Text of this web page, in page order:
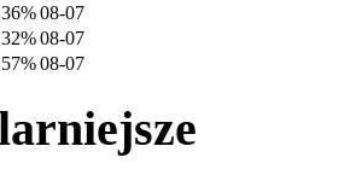
08-07
08-07
08-07